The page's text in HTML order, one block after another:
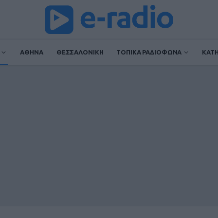
ΑΘΗΝΑ ΘΕΣΣΑΛΟΝΙΚΗ ΤΟΠΙΚΑ ΡΑΔΙΟΦΩΝΑ